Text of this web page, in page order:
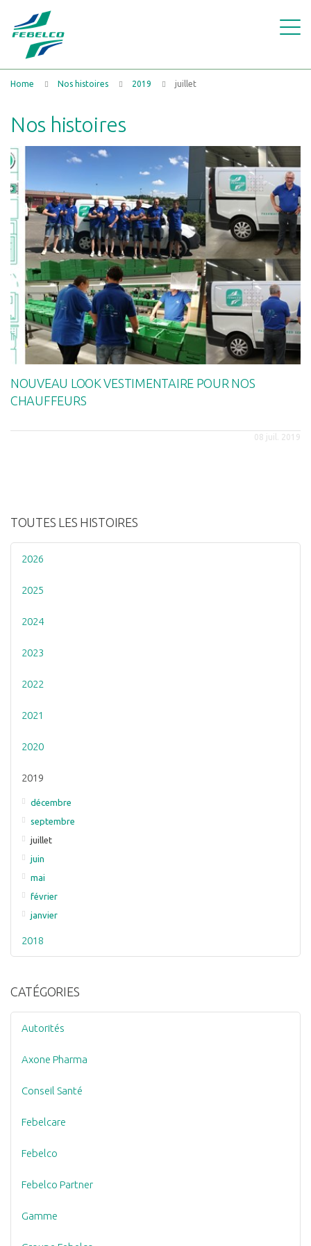
Home Nos histoires 2019 juillet
Nos histoires
NOUVEAU LOOK VESTIMENTAIRE POUR NOS
CHAUFFEURS
08 juil. 2019
TOUTES LES HISTOIRES
2026
2025
2024
2023
2022
2021
2020
2019
décembre
septembre
juillet
juin
mai
février
janvier
2018
CATÉGORIES
Autorités
Axone Pharma
Conseil Santé
Febelcare
Febelco
Febelco Partner
Gamme